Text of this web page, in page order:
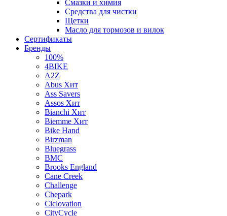
Смазки и химия
Средства для чистки
Щетки
Масло для тормозов и вилок
Сертификаты
Бренды
100%
4BIKE
A2Z
Abus Хит
Ass Savers
Assos Хит
Bianchi Хит
Biemme Хит
Bike Hand
Birzman
Bluegrass
BMC
Brooks England
Cane Creek
Challenge
Chepark
Ciclovation
CityCycle